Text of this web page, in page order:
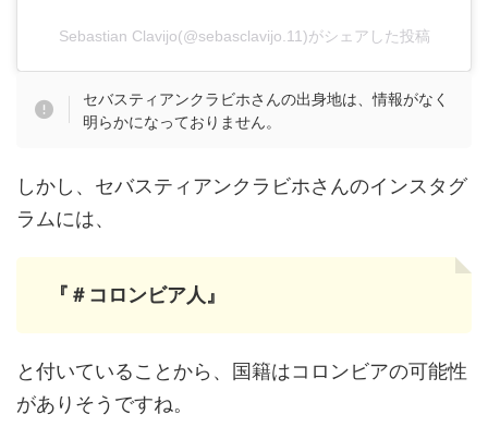
Sebastian Clavijo(@sebasclavijo.11)がシェアした投稿
セバスティアンクラビホさんの出身地は、情報がなく
明らかになっておりません。
しかし、セバスティアンクラビホさんのインスタグ
ラムには、
『＃コロンビア人』
と付いていることから、国籍はコロンビアの可能性
がありそうですね。